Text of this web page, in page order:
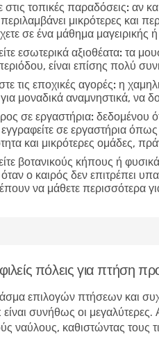
στις τοπικές παραδόσεις: αν
μικρότερες και
σε ένα μάθημα μαγειρικής
εσωτερικά αξιοθέατα: τα
είναι επίσης πολύ
τις εποχικές αγορές: η
μοναδικά αναμνηστικά, να
σε εργαστήρια: δεδομένου
εγγραφείτε σε εργαστήρια
και μικρότερες ομάδες,
βοτανικούς κήπους ή
ο καιρός δεν επιτρέπει
να μάθετε περισσότερα
πόλεις για πτήση
επιλογών πτήσεων και
συνήθως οι μεγαλύτερες.
ναύλους, καθιστώντας τους